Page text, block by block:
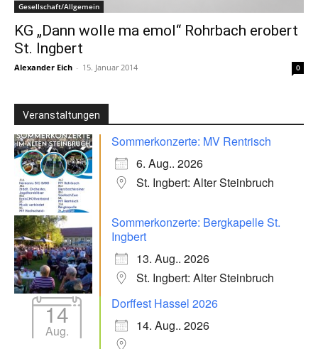
Gesellschaft/Allgemein
KG „Dann wolle ma emol“ Rohrbach erobert
St. Ingbert
Alexander Eich - 15. Januar 2014 0
Veranstaltungen
Sommerkonzerte: MV Rentrisch
6. Aug.. 2026
St. Ingbert: Alter Steinbruch
Sommerkonzerte: Bergkapelle St.
Ingbert
13. Aug.. 2026
St. Ingbert: Alter Steinbruch
14
Aug.
Dorffest Hassel 2026
14. Aug.. 2026